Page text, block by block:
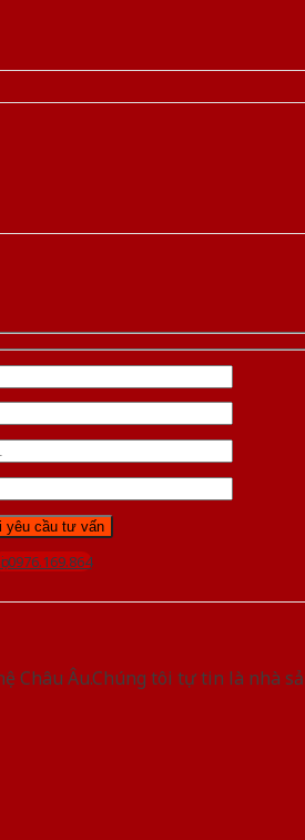
0976.169.864
Âu.Chúng tôi tự tin là nhà